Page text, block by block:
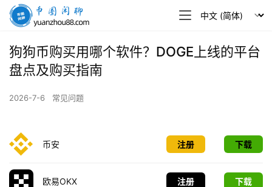
币
闲
聊
狗狗币购买用哪个软件？DOGE上线的平台
盘点及购买指南
2026-7-6 常见问题
币安 注册 下载
欧易OKX 注册 下载